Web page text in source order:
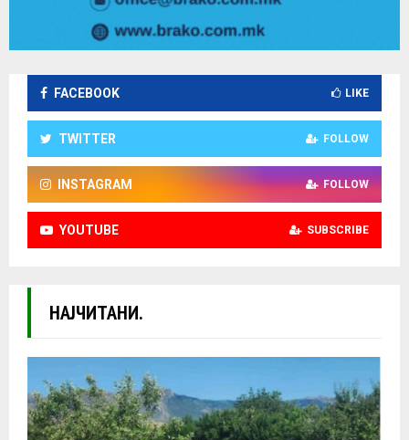
FACEBOOK LIKE
TWITTER FOLLOW
INSTAGRAM FOLLOW
YOUTUBE SUBSCRIBE
НАЈЧИТАНИ.